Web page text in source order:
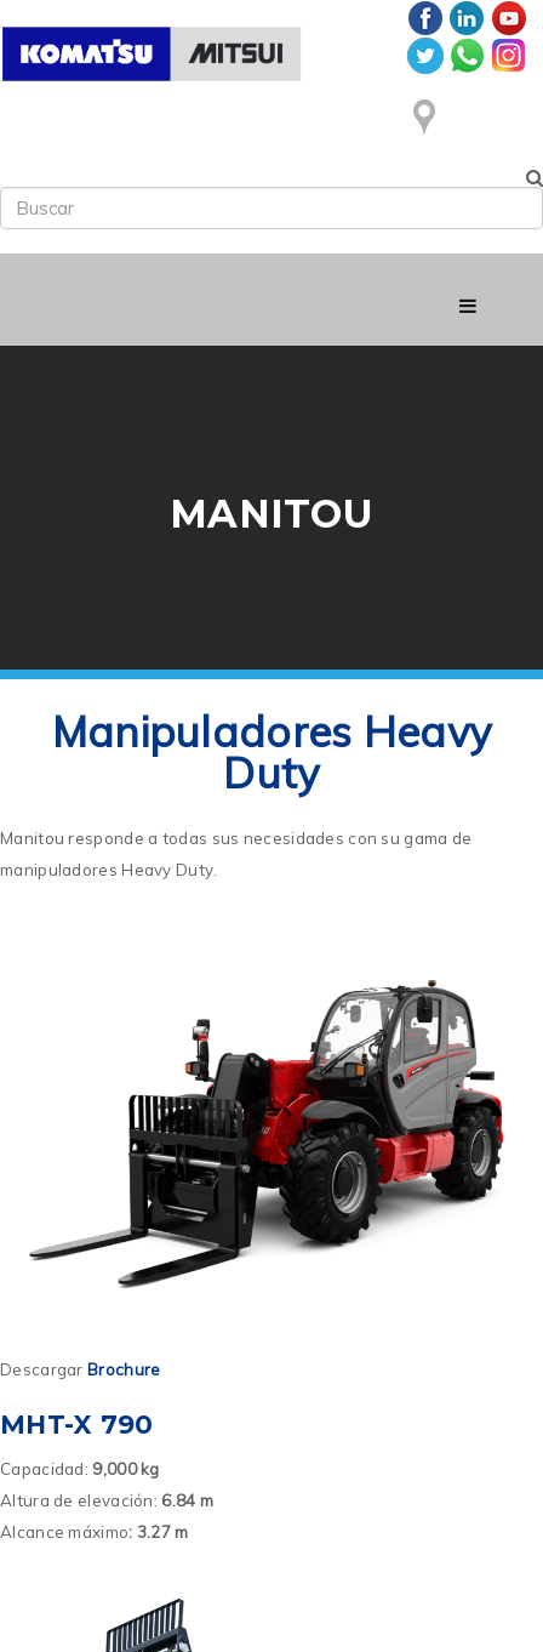
MANITOU
Manipuladores Heavy
Duty
Manitou responde a todas sus necesidades con su gama de
manipuladores Heavy Duty.
Descargar Brochure
MHT-X 790
Capacidad: 9,000 kg
Altura de elevación: 6.84 m
Alcance máximo: 3.27 m